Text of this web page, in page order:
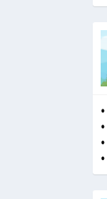
•
•
•
•